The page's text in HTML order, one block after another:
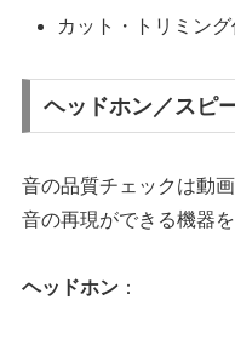
カット・トリミン
ヘッドホン／スピ
音の品質チェックは動
音の再現ができる機器
ヘッドホン ：